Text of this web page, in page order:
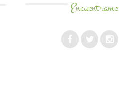
Encuentrame